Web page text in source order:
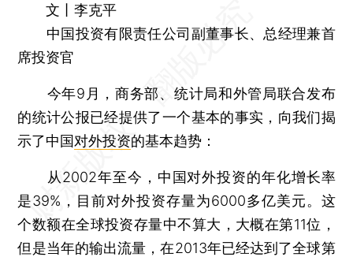
文丨李克平
中国投资有限责任公司副董事长、总经理兼首
席投资官
今年9月，商务部、统计局和外管局联合发布
的统计公报已经提供了一个基本的事实，向我们揭
示了中国对外投资的基本趋势：
从2002年至今，中国对外投资的年化增长率
是39%，目前对外投资存量为6000多亿美元。这
个数额在全球投资存量中不算大，大概在第11位，
但是当年的输出流量，在2013年已经达到了全球第